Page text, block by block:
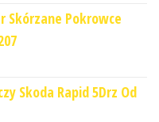
Skórzane Pokrowce
Skoda Rapid 5Drz Od